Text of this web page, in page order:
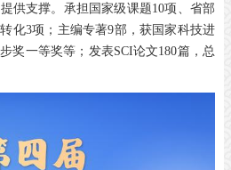
供支撑。承担国家级课题10项、省部
化3项；主编专著9部，获国家科技进
奖一等奖等；发表SCI论文180篇，总